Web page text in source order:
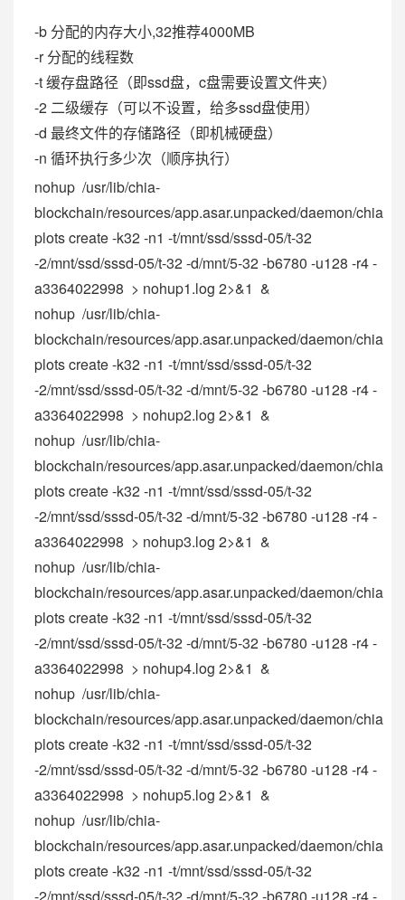
-b 分配的内存大小,32推荐4000MB
-r 分配的线程数
-t 缓存盘路径（即ssd盘，c盘需要设置文件夹）
-2 二级缓存（可以不设置，给多ssd盘使用）
-d 最终文件的存储路径（即机械硬盘）
-n 循环执行多少次（顺序执行）
nohup /usr/lib/chia-
blockchain/resources/app.asar.unpacked/daemon/chia
plots create -k32 -n1 -t/mnt/ssd/sssd-05/t-32
-2/mnt/ssd/sssd-05/t-32 -d/mnt/5-32 -b6780 -u128 -r4 -
a3364022998 > nohup1.log 2>&1 &
nohup /usr/lib/chia-
blockchain/resources/app.asar.unpacked/daemon/chia
plots create -k32 -n1 -t/mnt/ssd/sssd-05/t-32
-2/mnt/ssd/sssd-05/t-32 -d/mnt/5-32 -b6780 -u128 -r4 -
a3364022998 > nohup2.log 2>&1 &
nohup /usr/lib/chia-
blockchain/resources/app.asar.unpacked/daemon/chia
plots create -k32 -n1 -t/mnt/ssd/sssd-05/t-32
-2/mnt/ssd/sssd-05/t-32 -d/mnt/5-32 -b6780 -u128 -r4 -
a3364022998 > nohup3.log 2>&1 &
nohup /usr/lib/chia-
blockchain/resources/app.asar.unpacked/daemon/chia
plots create -k32 -n1 -t/mnt/ssd/sssd-05/t-32
-2/mnt/ssd/sssd-05/t-32 -d/mnt/5-32 -b6780 -u128 -r4 -
a3364022998 > nohup4.log 2>&1 &
nohup /usr/lib/chia-
blockchain/resources/app.asar.unpacked/daemon/chia
plots create -k32 -n1 -t/mnt/ssd/sssd-05/t-32
-2/mnt/ssd/sssd-05/t-32 -d/mnt/5-32 -b6780 -u128 -r4 -
a3364022998 > nohup5.log 2>&1 &
nohup /usr/lib/chia-
blockchain/resources/app.asar.unpacked/daemon/chia
plots create -k32 -n1 -t/mnt/ssd/sssd-05/t-32